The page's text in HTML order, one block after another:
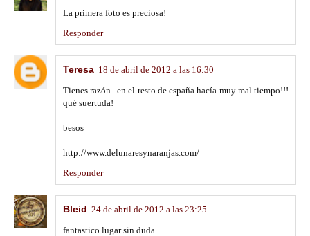
La primera foto es preciosa!
Responder
Teresa 18 de abril de 2012 a las 16:30
Tienes razón...en el resto de españa hacía muy mal tiempo!!!
qué suertuda!
besos
http://www.delunaresynaranjas.com/
Responder
Bleid 24 de abril de 2012 a las 23:25
fantastico lugar sin duda